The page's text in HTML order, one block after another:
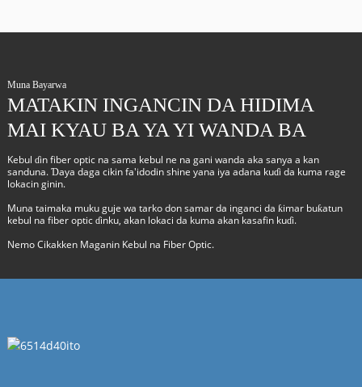
Muna Bayarwa
MATAKIN INGANCIN DA HIDIMA
MAI KYAU BA YA YI WANDA BA
Kebul ɗin fiber optic na sama kebul ne na gani wanda aka sanya a kan
sanduna. Ɗaya daga cikin fa'idodin shine yana iya adana kuɗi da kuma rage
lokacin ginin.
Muna taimaka muku guje wa tarko don samar da inganci da ƙimar buƙatun
kebul na fiber optic ɗinku, akan lokaci da kuma akan kasafin kuɗi.
Nemo Cikakken Maganin Kebul na Fiber Optic.